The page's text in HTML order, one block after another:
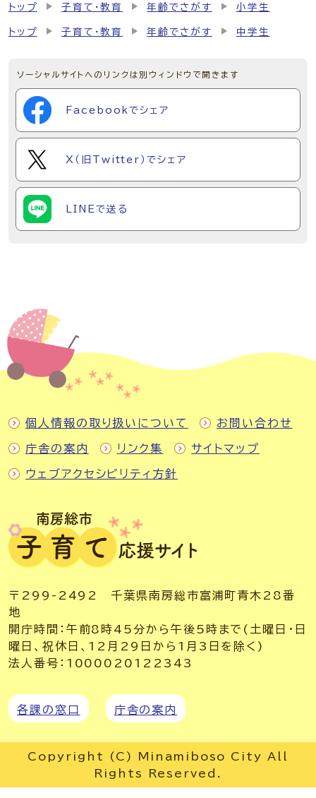
トップ 子育て・教育 年齢でさがす 小学生
トップ 子育て・教育 年齢でさがす 中学生
ソーシャルサイトへのリンクは別ウィンドウで開きます
Facebookでシェア
X（旧Twitter）でシェア
LINEで送る
個人情報の取り扱いについて お問い合わせ
庁舎の案内 リンク集 サイトマップ
ウェブアクセシビリティ方針
〒299-2492 千葉県南房総市富浦町青木28番
地
開庁時間：午前8時45分から午後5時まで(土曜日・日
曜日、祝休日、12月29日から1月3日を除く)
法人番号：1000020122343
各課の窓口 庁舎の案内
Copyright (C) Minamiboso City All
Rights Reserved.